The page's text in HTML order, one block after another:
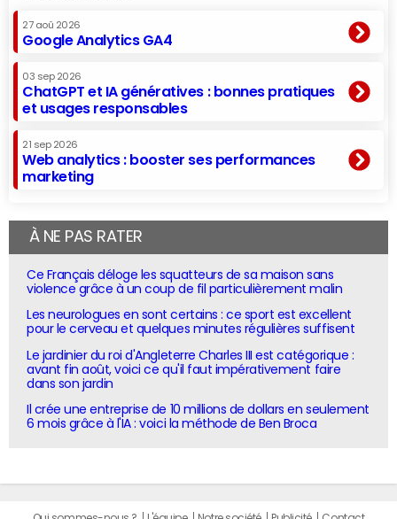
27 aoû 2026
Google Analytics GA4
03 sep 2026
ChatGPT et IA génératives : bonnes pratiques
et usages responsables
21 sep 2026
Web analytics : booster ses performances
marketing
À NE PAS RATER
Ce Français déloge les squatteurs de sa maison sans
violence grâce à un coup de fil particulièrement malin
Les neurologues en sont certains : ce sport est excellent
pour le cerveau et quelques minutes régulières suffisent
Le jardinier du roi d'Angleterre Charles III est catégorique :
avant fin août, voici ce qu'il faut impérativement faire
dans son jardin
Il crée une entreprise de 10 millions de dollars en seulement
6 mois grâce à l'IA : voici la méthode de Ben Broca